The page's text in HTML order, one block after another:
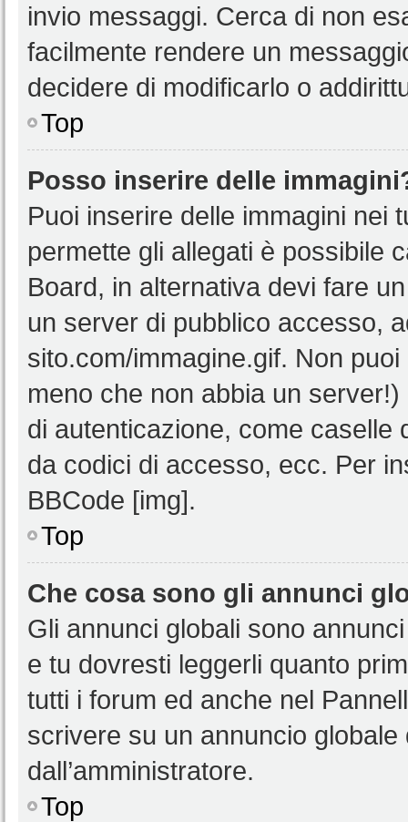
invio messaggi. Cerca di non
facilmente rendere un
decidere di modificarlo o
Top
Posso inserire delle
Puoi inserire delle immagini nei
permette gli allegati è possibile
Board, in alternativa devi fare
un server di pubblico accesso,
sito.com/immagine.gif. Non
meno che non abbia un
di autenticazione, come caselle
da codici di accesso, ecc. Per
BBCode [img].
Top
Che cosa sono gli annunci
Gli annunci globali sono
e tu dovresti leggerli quanto
tutti i forum ed anche nel
scrivere su un annuncio
dall’amministratore.
Top